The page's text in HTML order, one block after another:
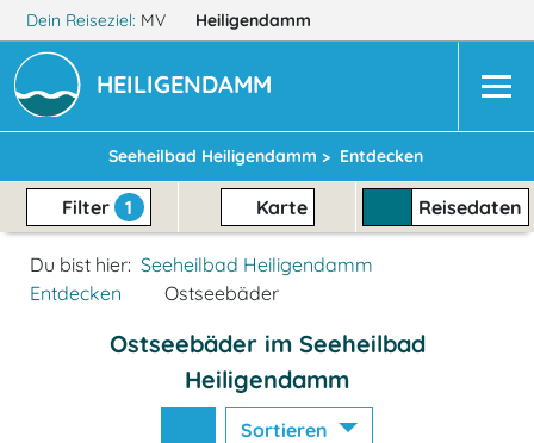
Dein Reiseziel: MV Heiligendamm
HEILIGENDAMM
Seeheilbad Heiligendamm > Entdecken
Filter 1 Karte Reisedaten
Du bist hier: Seeheilbad Heiligendamm
Entdecken
Ostseebäder
Ostseebäder im Seeheilbad
Heiligendamm
Sortieren